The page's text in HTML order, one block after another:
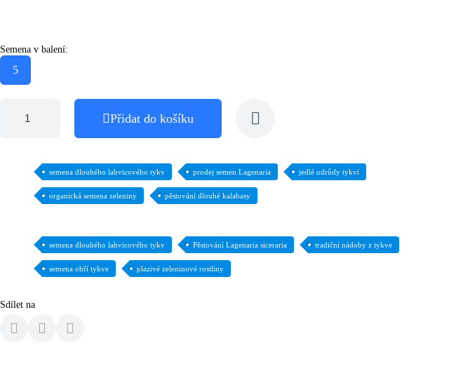
Semena v balení:
5
Přidat do košíku
semena dlouhého lahvicového tykv prodej semen Lagenaria jedlé odrůdy tykví
organická semena zeleniny pěstování dlouhé kalabasy
semena dlouhého lahvicového tykv Pěstování Lagenaria siceraria tradiční nádoby z tykve
semena obří tykve plazivé zeleninové rostliny
Sdílet na